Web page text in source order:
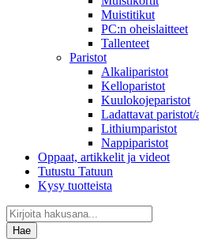
Muistitikut
PC:n oheislaitteet
Tallenteet
Paristot
Alkaliparistot
Kelloparistot
Kuulokojeparistot
Ladattavat paristot/
Lithiumparistot
Nappiparistot
Oppaat, artikkelit ja videot
Tutustu Tatuun
Kysy tuotteista
Hae